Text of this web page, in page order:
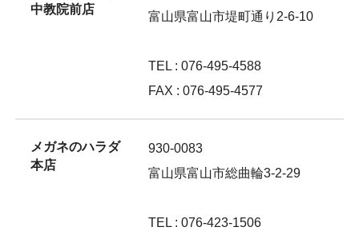
中教院前店
富山県富山市堤町通り2-6-10
TEL : 076-495-4588
FAX : 076-495-4577
メガネのハラダ
本店
930-0083
富山県富山市総曲輪3-2-29
TEL : 076-423-1506